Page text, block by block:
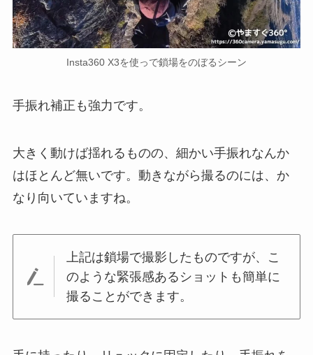
Insta360 X3を使っで鎖場をのぼるシーン
手振れ補正も強力です。
大きく動けば揺れるものの、細かい手振れなんか
はほとんど無いです。動きながら撮るのには、か
なり向いていますね。
上記は鎖場で撮影したものですが、こ
のような緊張感あるショットも簡単に
撮ることができます。